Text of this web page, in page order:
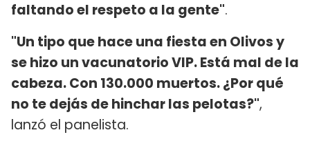
faltando el respeto a la gente".
"Un tipo que hace una fiesta en Olivos y
se hizo un vacunatorio VIP. Está mal de la
cabeza. Con 130.000 muertos. ¿Por qué
no te dejás de hinchar las pelotas?",
lanzó el panelista.